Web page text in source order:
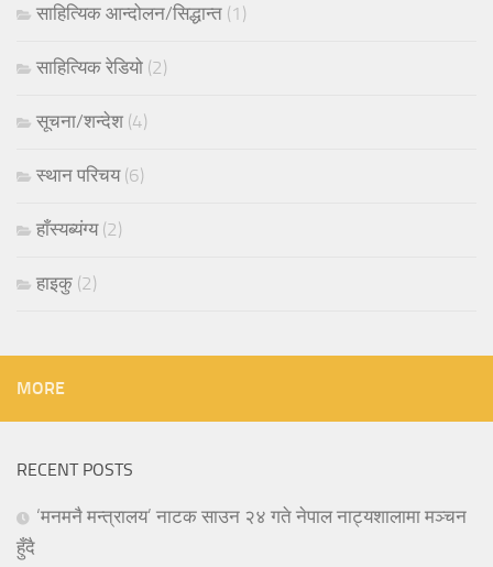
साहित्यिक आन्दोलन/सिद्धान्त (1)
साहित्यिक रेडियो (2)
सूचना/शन्देश (4)
स्थान परिचय(6)
हाँस्यब्यंग्य(2)
हाइकु (2)
MORE
RECENT POSTS
‘मनमनै मन्त्रालय’ नाटक साउन २४ गते नेपाल नाट्यशालामा मञ्चन
हुँदै